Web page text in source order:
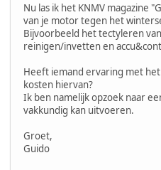
Nu las ik het KNMV magazine
van je motor tegen het
Bijvoorbeeld het tectyleren
reinigen/invetten en
Heeft iemand ervaring met
kosten hiervan?
Ik ben namelijk opzoek naar
vakkundig kan uitvoeren.
Groet,
Guido